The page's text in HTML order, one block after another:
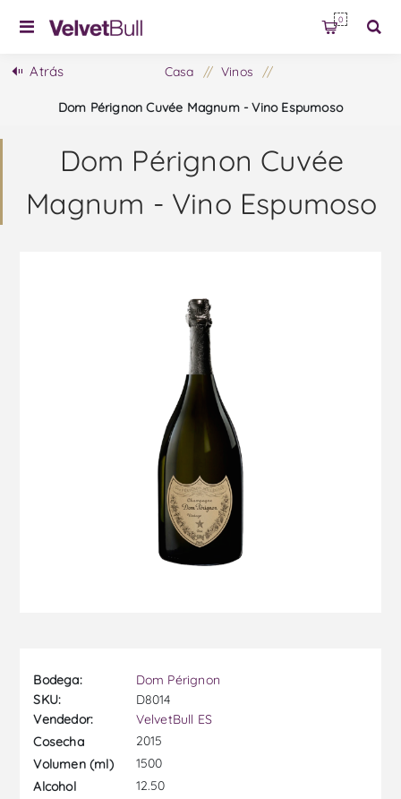
0
Atrás Casa / Vinos /
Dom Pérignon Cuvée Magnum - Vino Espumoso
Dom Pérignon Cuvée
Magnum - Vino Espumoso
Bodega:
Dom Pérignon
SKU:
D8014
Vendedor:
VelvetBull ES
Cosecha
2015
Volumen (ml)
1500
Alcohol
12.50